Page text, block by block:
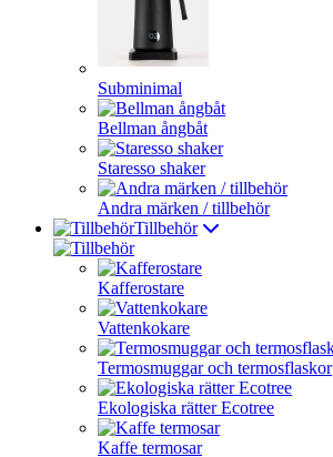
Subminimal
Bellman ångbåt
Staresso shaker
Andra märken / tillbehör
Tillbehör
Kafferostare
Vattenkokare
Termosmuggar och termosflaskor
Ekologiska rätter Ecotree
Kaffe termosar